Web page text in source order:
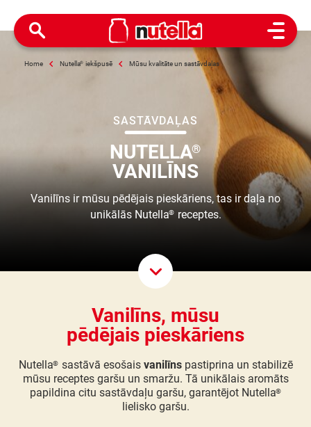
Open
Home Nutella® iekšpusē Mūsu kvalitāte un sastāvdaļas
SASTĀVDAĻAS
NUTELLA®
VANILĪNS
Vanilīns ir mūsu pēdējais pieskāriens, tas ir daļa no
unikālās Nutella® receptes.
Scroll
Vanilīns, mūsu
pēdējais pieskāriens
Nutella® sastāvā esošais vanilīnspastiprina un stabilizē
mūsu receptes garšu un smaržu. Tā unikālais aromāts
papildina citu sastāvdaļu garšu, garantējot Nutella®
lielisko garšu.